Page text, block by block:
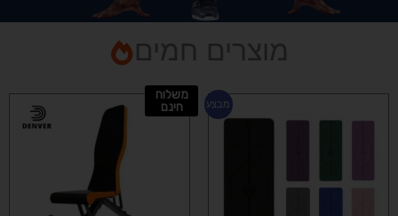
מוצרים חמים
מבצע
זה
סוגים.
משלוח
חינם